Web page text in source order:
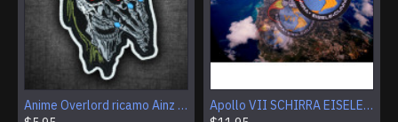
Anime Overlord ricamo Ainz Ooal Gown patch Sorcerer King Iron-on patch Hook and loop Mga ricamato Sew-on patch Halloween Skull gift
Apollo VII SCHIRRA EISELE CUNNINGHAM Logo Patch per ricamo NASA